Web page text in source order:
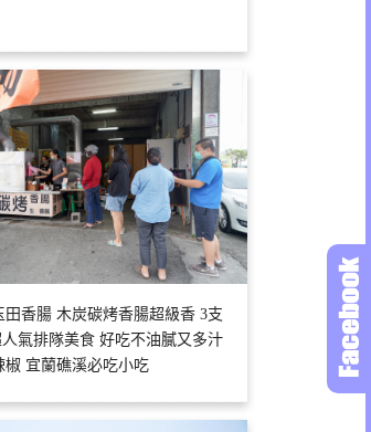
田香腸 木炭碳烤香腸超級香 3支
人氣排隊美食 好吃不油膩又多汁
椒 宜蘭礁溪必吃小吃